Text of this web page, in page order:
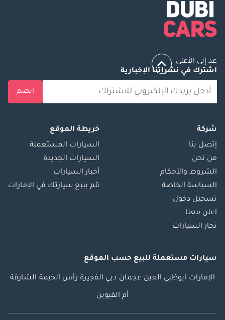
عد إلى الأعلى
اشترك في نشراتنا الإخبارية
انضم
شركة
إتصل بنا
من نحن
الشروط والأحكام
السياسة الخاصة
تسجيل دخول
اعلن معنا
تجار السيارات
خريطة الموقع
السيارات المستعملة
السيارات الجديدة
أخبار السيارات
قم ببيع سيارتك في الإمارات
سيارات مستعملة للبيع حسب الموقع
الإمارات أبوظبي العين عجمان دبي الفجيرة رأس الخيمة الشارقة
أم القيوين